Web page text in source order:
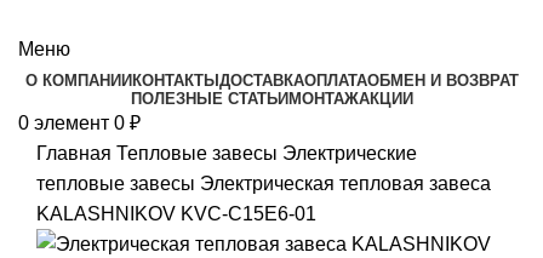
Меню
О КОМПАНИИКОНТАКТЫДОСТАВКАОПЛАТАОБМЕН И ВОЗВРАТ
ПОЛЕЗНЫЕ СТАТЬИМОНТАЖАКЦИИ
0 элемент 0 ₽
Главная Тепловые завесы Электрические
тепловые завесы Электрическая тепловая завеса
KALASHNIKOV KVС-C15E6-01